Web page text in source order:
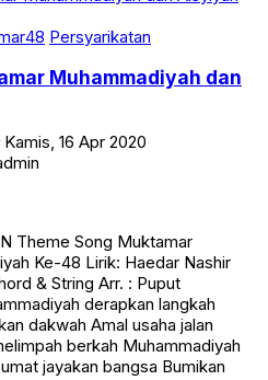
Persyarikatan
Muhammadiyah dan
Kamis, 16 Apr 2020
Theme Song Muktamar
Ke-48 Lirik: Haedar Nashir
& String Arr. : Puput
derapkan langkah
dakwah Amal usaha jalan
berkah Muhammadiyah
jayakan bangsa Bumikan